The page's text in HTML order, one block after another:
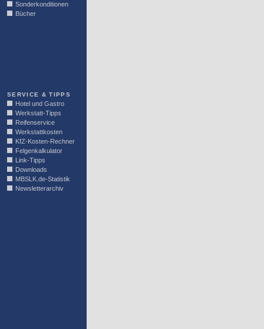
Sonderkonditionen
Bücher
SERVICE & TIPPS
Hotel und Gastro
Werkstatt-Tipps
Reifenservice
Werkstattkosten
KfZ-Kosten-Rechner
Felgenkalkulator
Link-Tipps
Downloads
MBSLK.de-Statistik
Newsletterarchiv